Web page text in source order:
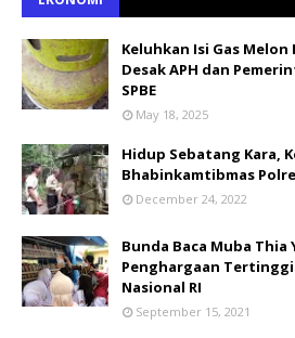
Keluhkan Isi Gas
Desak APH dan
SPBE
May 18, 2025
Hidup Sebatang Kara,
Bhabinkamtibmas
December 24, 2022
Bunda Baca Muba Thia
Penghargaan
Nasional RI
September 15, 2021